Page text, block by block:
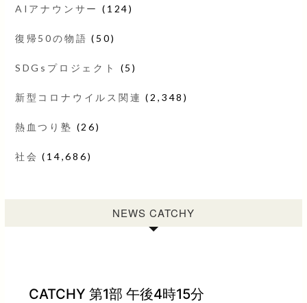
AIアナウンサー (124)
復帰50の物語 (50)
SDGsプロジェクト (5)
新型コロナウイルス関連 (2,348)
熱血つり塾 (26)
社会 (14,686)
NEWS CATCHY
CATCHY 第1部 午後4時15分